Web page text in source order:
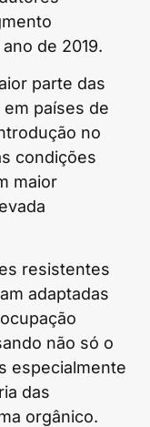
de 2019.
parte das
países de
no
condições
maior
resistentes
adaptadas
não só o
especialmente
das
orgânico.